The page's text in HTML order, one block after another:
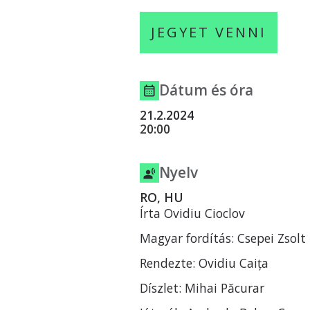
JEGYET VENNI
Dátum és óra
21.2.2024
20:00
Nyelv
RO, HU
Írta Ovidiu Cioclov
Magyar fordítás: Csepei Zsolt
Rendezte: Ovidiu Caița
Díszlet: Mihai Păcurar